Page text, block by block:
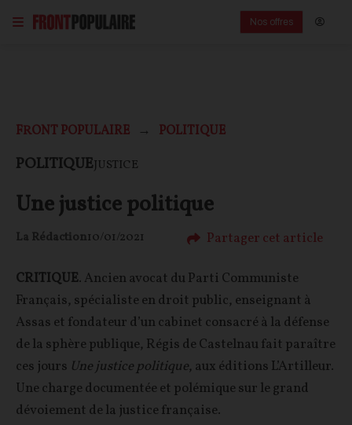
Nos offres
FRONT POPULAIRE POLITIQUE
POLITIQUEJUSTICE
Une justice politique
La Rédaction10/01/2021 Partager cet article
CRITIQUE. Ancien avocat du Parti Communiste
Français, spécialiste en droit public, enseignant à
Assas et fondateur d’un cabinet consacré à la défense
de la sphère publique, Régis de Castelnau fait paraître
ces jours Une justice politique, aux éditions L’Artilleur.
Une charge documentée et polémique sur le grand
dévoiement de la justice française.